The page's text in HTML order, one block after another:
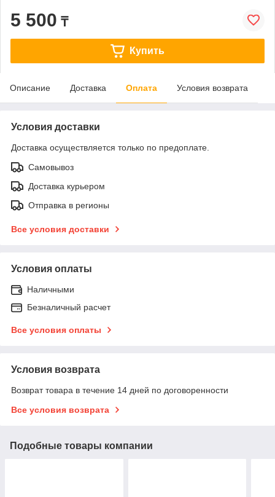
5 500 ₸
Купить
Описание Доставка Оплата Условия возврата
Условия доставки
Доставка осуществляется только по предоплате.
Самовывоз
Доставка курьером
Отправка в регионы
Все условия доставки
Условия оплаты
Наличными
Безналичный расчет
Все условия оплаты
Условия возврата
Возврат товара в течение 14 дней по договоренности
Все условия возврата
Подобные товары компании